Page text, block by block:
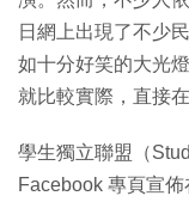
日網上出現了不少
如十分好笑的大光
就比較實際，直接
學生獨立聯盟（
Facebook 專頁宣